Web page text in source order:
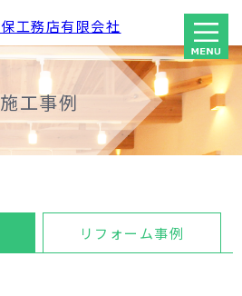
施工事例
リフォーム事例